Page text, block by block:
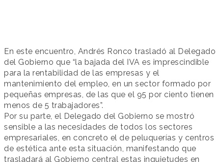
En este encuentro, Andrés Ronco trasladó al Delegado
del Gobierno que “la bajada del IVA es imprescindible
para la rentabilidad de las empresas y el
mantenimiento del empleo, en un sector formado por
pequeñas empresas, de las que el 95 por ciento tienen
menos de 5 trabajadores”.
Por su parte, el Delegado del Gobierno se mostró
sensible a las necesidades de todos los sectores
empresariales, en concreto el de peluquerías y centros
de estética ante esta situación, manifestando que
trasladará al Gobierno central estas inquietudes en